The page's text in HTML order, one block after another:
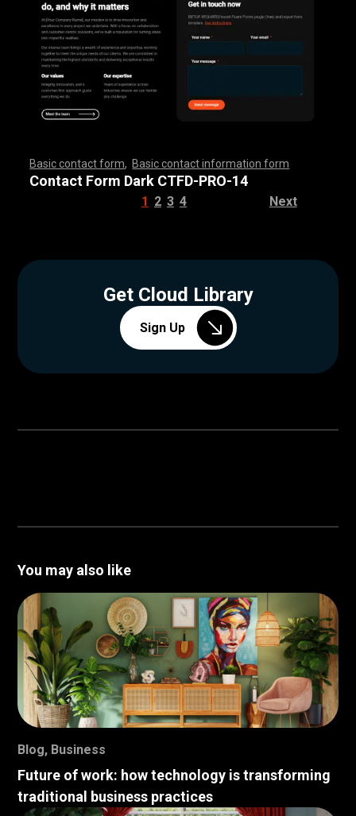
Basic contact form Basic contact information form
,,,,,,,,,,,,,,,,,,,,, ,,,,,,,,,,,,,,,,,,,,,,,,,,,,,,,,,,
,,,,,,,,,,,,,,,,,,,,, ,,,,,,,,,,,,,,,,,,,,,,,,,,,
Contact Form Dark CTFD-PRO-14
1 2 3 4 Next
Get Cloud Library
Sign Up
You may also like
Blog, Business
Future of work: how technology is transforming
traditional business practices